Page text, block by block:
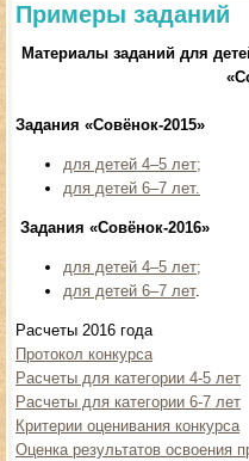
Примеры заданий
Материалы заданий для
Задания «Совёнок-2015»
для детей 4–5 лет;
для детей 6–7 лет.
Задания «Совёнок-2016»
для детей 4–5 лет;
для детей 6–7 лет.
Расчеты 2016 года
Протокол конкурса
Расчеты для категории 4-5 лет
Расчеты для категории 6-7 лет
Критерии оценивания конкурса
Оценка результатов освоения